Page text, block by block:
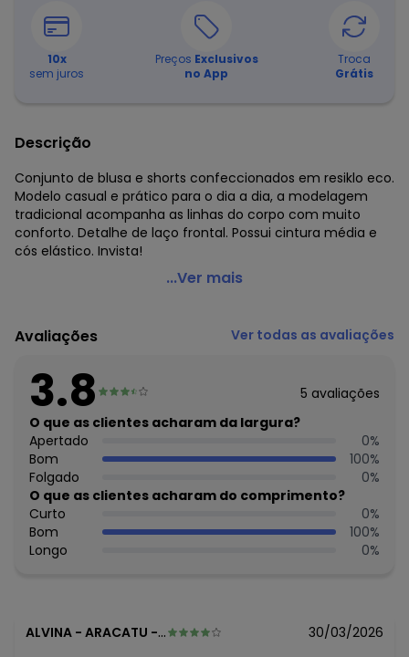
10x
sem juros
Preços Exclusivos
no App
Troca
Grátis
Descrição
Conjunto de blusa e shorts confeccionados em resiklo eco.
Modelo casual e prático para o dia a dia, a modelagem
tradicional acompanha as linhas do corpo com muito
conforto. Detalhe de laço frontal. Possui cintura média e
cós elástico. Invista!
Carinhoso - Conjunto em Resiklo Eco Amarelo
Decote Frente : Redondo
Fornecedor: MALWEE MALHAS LTDA / CNPJ 84.429.737/0001-
Feito: Brasil
Cuidados para conservação do produto: Temperatura
máxima de lavagem 30C. Não alvejar. Não passar sobre a
estampa.
Observação: Cós: Aplicado com elástico embutido
Tecido: 68% Algodão / 32% Licoel
Composição: 68% Algodão / 32% Licoel
Histórico de preços
O preço apresentado abaixo é o menor oferecido em
junho/2026 R$ 111,95
...Ver mais
Avaliações Ver todas as avaliações
3.8 5 avaliações
O que as clientes acharam da largura?
Apertado
0%
Bom
100%
Folgado
0%
O que as clientes acharam do comprimento?
Curto
0%
Bom
100%
Longo
0%
ALVINA - ARACATU - BA 30/03/2026